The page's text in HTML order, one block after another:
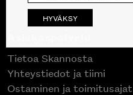
Tietoa Skannosta
Yhteystiedot ja tiimi
Ostaminen ja toimitusajat
HYVÄKSY